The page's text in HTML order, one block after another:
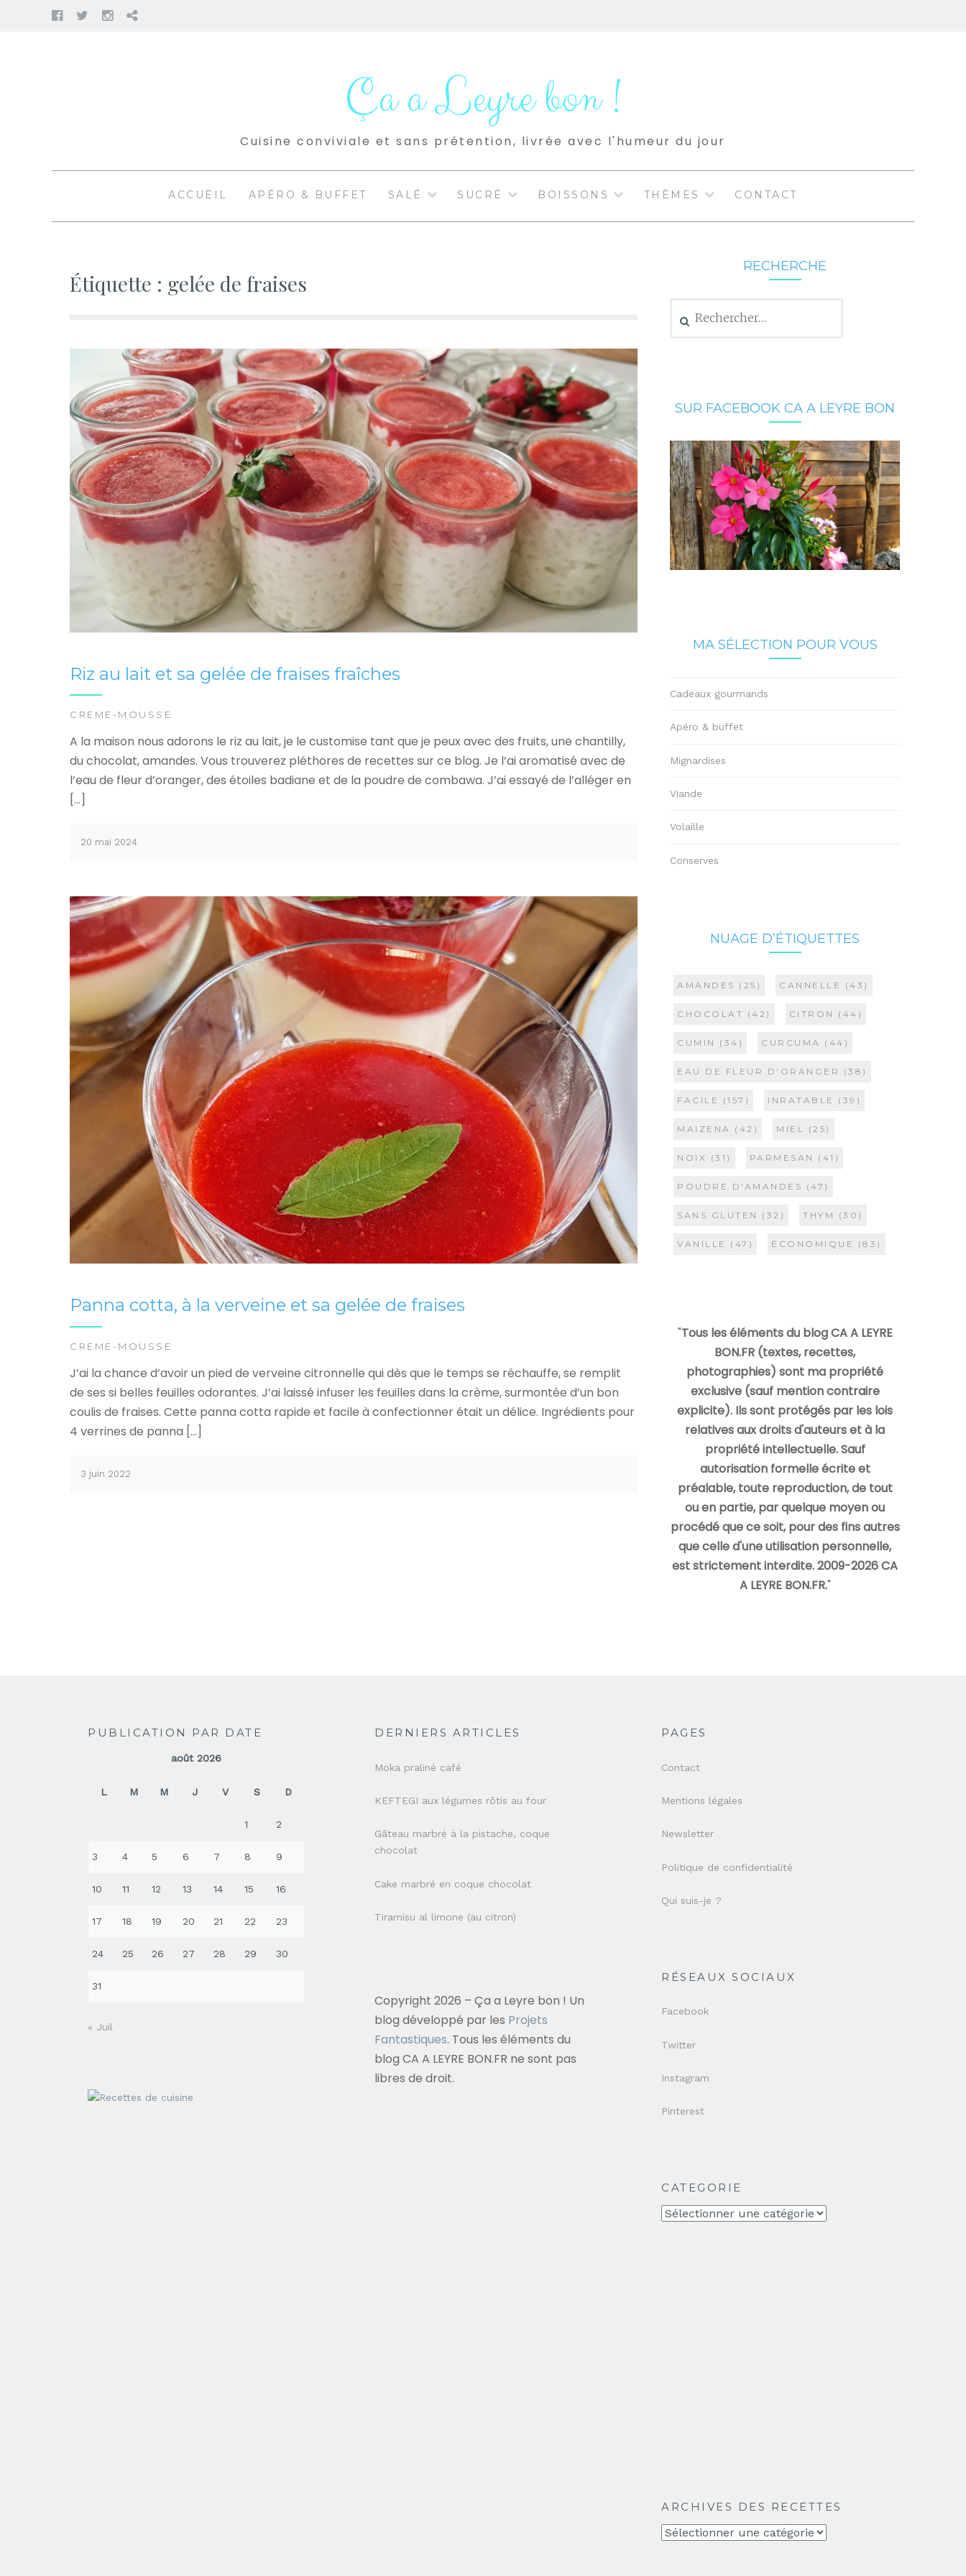
FacebookTwitter
Instagram
Pinterest
Ça a Leyre bon !
Cuisine conviviale et sans prétention, livrée avec l'humeur du jour
ACCUEIL APÉRO & BUFFET SALÉ SUCRÉ BOISSONS THÈMES CONTACT
Étiquette : gelée de fraises
Riz au lait et sa gelée de fraises fraîches
CREME-MOUSSE
A la maison nous adorons le riz au lait, je le customise tant que je peux avec des fruits, une chantilly,
du chocolat, amandes. Vous trouverez pléthores de recettes sur ce blog. Je l’ai aromatisé avec de
l’eau de fleur d’oranger, des étoiles badiane et de la poudre de combawa. J’ai essayé de l’alléger en
[…]
20 mai 2024
Panna cotta, à la verveine et sa gelée de fraises
CREME-MOUSSE
J’ai la chance d’avoir un pied de verveine citronnelle qui dès que le temps se réchauffe, se remplit
de ses si belles feuilles odorantes. J’ai laissé infuser les feuilles dans la crème, surmontée d’un bon
coulis de fraises. Cette panna cotta rapide et facile à confectionner était un délice. Ingrédients pour
4 verrines de panna […]
3 juin 2022
RECHERCHE
SUR FACEBOOK CA A LEYRE BON
MA SÉLECTION POUR VOUS
Cadeaux gourmands
Apéro & buffet
Mignardises
Viande
Volaille
Conserves
NUAGE D’ÉTIQUETTES
AMANDES (25) CANNELLE (43)
CHOCOLAT (42) CITRON (44)
CUMIN (34) CURCUMA (44)
EAU DE FLEUR D'ORANGER (38)
FACILE (157) INRATABLE (39)
MAIZENA (42) MIEL (25)
NOIX (31) PARMESAN (41)
POUDRE D'AMANDES (47)
SANS GLUTEN (32) THYM (30)
VANILLE (47) ÉCONOMIQUE (83)
"Tous les éléments du blog CA A LEYRE
BON.FR (textes, recettes,
photographies) sont ma propriété
exclusive (sauf mention contraire
explicite). Ils sont protégés par les lois
relatives aux droits d'auteurs et à la
propriété intellectuelle. Sauf
autorisation formelle écrite et
préalable, toute reproduction, de tout
ou en partie, par quelque moyen ou
procédé que ce soit, pour des fins autres
que celle d'une utilisation personnelle,
est strictement interdite. 2009-2026 CA
A LEYRE BON.FR."
PUBLICATION PAR DATE
août 2026
L M M J V S D
1 2
3 4 5 6 7 8 9
10 11 12 13 14 15 16
17 18 19 20 21 22 23
24 25 26 27 28 29 30
31
« Juil
DERNIERS ARTICLES
Moka praliné café
KEFTEGI aux légumes rôtis au four
Gâteau marbré à la pistache, coque
chocolat
Cake marbré en coque chocolat
Tiramisu al limone (au citron)
Copyright 2026 – Ça a Leyre bon ! Un
blog développé par les Projets
Fantastiques. Tous les éléments du
blog CA A LEYRE BON.FR ne sont pas
libres de droit.
PAGES
Contact
Mentions légales
Newsletter
Politique de confidentialité
Qui suis-je ?
RÉSEAUX SOCIAUX
Facebook
Twitter
Instagram
Pinterest
CATEGORIE
CATEGORIE
ARCHIVES DES RECETTES
Archives